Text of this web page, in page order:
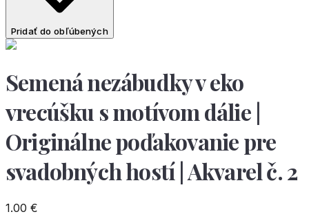
Pridať do obľúbených
Semená nezábudky v eko
vrecúšku s motívom dálie |
Originálne poďakovanie pre
svadobných hostí | Akvarel č. 2
1.00 €